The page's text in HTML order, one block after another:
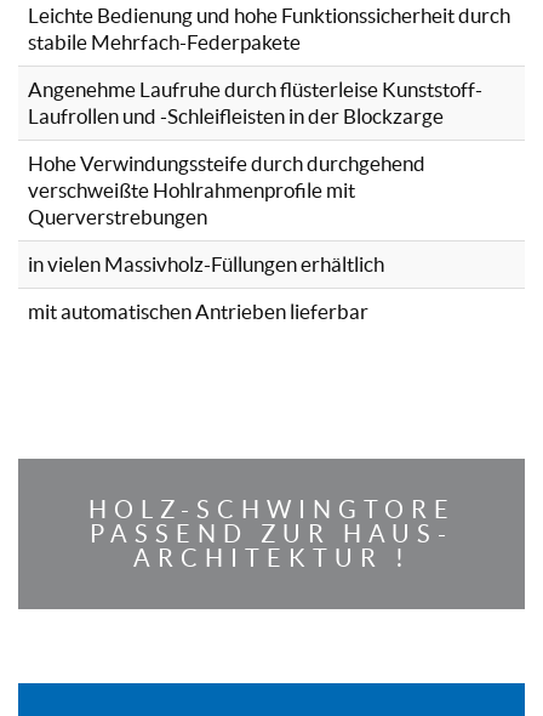
Leichte Bedienung und hohe Funktionssicherheit durch
stabile Mehrfach-Federpakete
Angenehme Laufruhe durch flüsterleise Kunststoff-
Laufrollen und -Schleifleisten in der Blockzarge
Hohe Verwindungssteife durch durchgehend
verschweißte Hohlrahmenprofile mit
Querverstrebungen
in vielen Massivholz-Füllungen erhältlich
mit automatischen Antrieben lieferbar
HOLZ-SCHWINGTORE
PASSEND ZUR HAUS-
ARCHITEKTUR !